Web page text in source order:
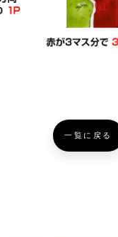
一覧に戻る